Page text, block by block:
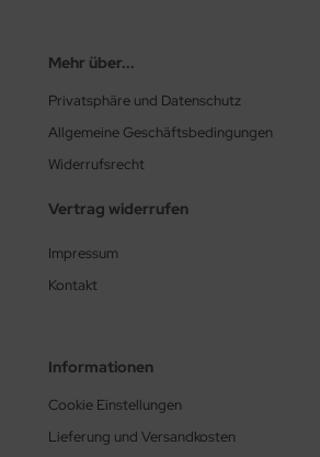
Mehr über...
Privatsphäre und Datenschutz
Allgemeine Geschäftsbedingungen
Widerrufsrecht
Vertrag widerrufen
Impressum
Kontakt
Informationen
Cookie Einstellungen
Lieferung und Versandkosten